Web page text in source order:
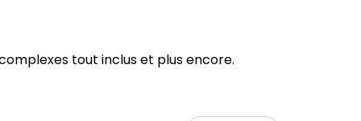
tout inclus et plus encore.